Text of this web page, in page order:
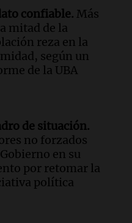
confiable. Más
mitad de la
reza en la
según un
de la UBA
de situación.
no forzados
en su
por retomar la
política